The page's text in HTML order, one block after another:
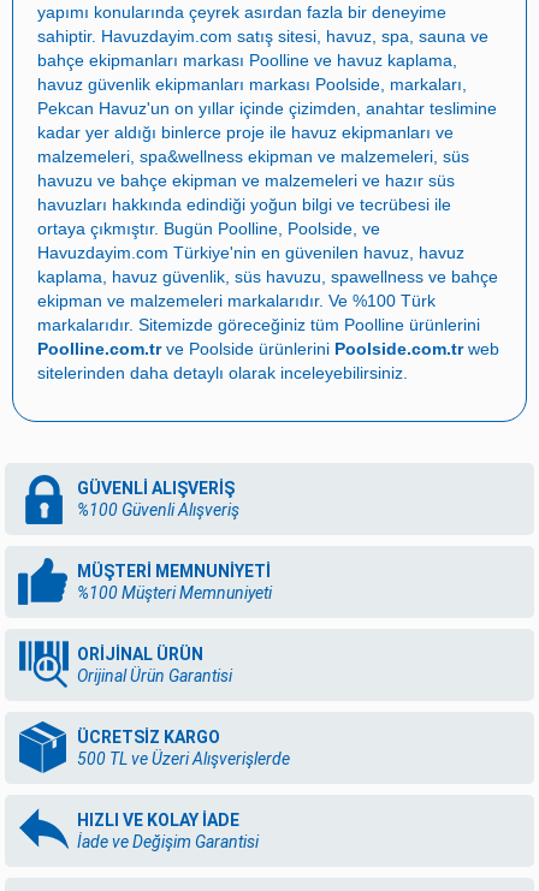
yapımı konularında çeyrek asırdan fazla bir deneyime
sahiptir. Havuzdayim.com satış sitesi, havuz, spa, sauna ve
bahçe ekipmanları markası Poolline ve havuz kaplama,
havuz güvenlik ekipmanları markası Poolside , markaları,
Pekcan Havuz'un on yıllar içinde çizimden, anahtar teslimine
kadar yer aldığı binlerce proje ile havuz ekipmanları ve
malzemeleri spa&wellness ekipman ve malzemeleri süs
havuzu ve bahçe ekipman ve malzemeleri ve hazır süs
havuzları hakkında edindiği yoğun bilgi ve tecrübesi ile
ortaya çıkmıştır. Bugün Poolline Poolside , ve
Havuzdayim.com Türkiye'nin en güvenilen havuz havuz
kaplama
havuz güvenlik süs havuzu spawellness ve bahçe
ekipman ve malzemeleri markalarıdır. Ve %100 Türk
markalarıdır. Sitemizde göreceğiniz tüm Poolline ürünlerini
Poolline.com.trve Poolside ürünlerini Poolside.com.trweb
sitelerinden daha detaylı olarak inceleyebilirsiniz.
GÜVENLİ ALIŞVERİŞ
%100 Güvenli Alışveriş
MÜŞTERİ MEMNUNİYETİ
%100 Müşteri Memnuniyeti
ORİJİNAL ÜRÜN
Orijinal Ürün Garantisi
ÜCRETSİZ KARGO
500 TL ve Üzeri Alışverişlerde
HIZLI VE KOLAY İADE
İade ve Değişim Garantisi